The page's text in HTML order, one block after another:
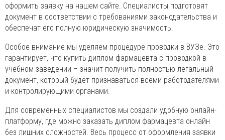
оформить заявку на нашем сайте. Специалисты подготовят
документ в соответствии с требованиями законодательства и
обеспечат его полную юридическую значимость.
Особое внимание мы уделяем процедуре проводки в ВУЗе. Это
гарантирует, что купить диплом фармацевта с проводкой в
учебном заведении – значит получить полностью легальный
документ, который будет признаваться всеми работодателями
и контролирующими органами.
Для современных специалистов мы создали удобную онлайн-
платформу, где можно заказать диплом фармацевта онлайн
без лишних сложностей. Весь процесс от оформления заявки